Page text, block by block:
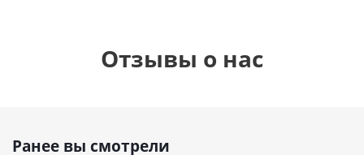
Отзывы о нас
Ранее вы смотрели